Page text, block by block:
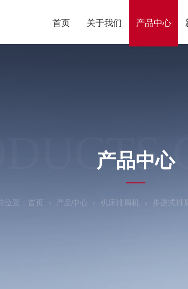
首页 关于我们 产品中心
产品中心
位置： 首页 产品中心 机床排屑机 步进式排